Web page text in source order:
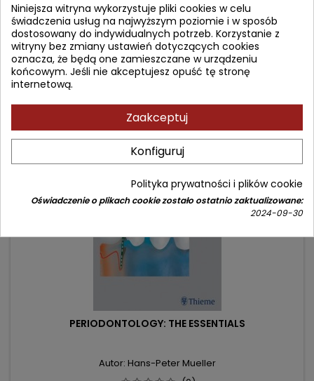
(0)
The Essentials
Cena
245,33 złCena
podstawowa
258,24 zł
- 25,20 zł
PERIODONTOLOGY: THE ESSENTIALS
Autor: Hans-Peter Mueller
favorite_border
Niniejsza witryna wykorzystuje pliki cookies w celu
świadczenia usług na najwyższym poziomie i w sposób
dostosowany do indywidualnych potrzeb. Korzystanie z
witryny bez zmiany ustawień dotyczących cookies
oznacza, że będą one zamieszczane w urządzeniu
końcowym. Jeśli nie akceptujesz opuść tę stronę
internetową.
Zaakceptuj
Konfiguruj
Polityka prywatności i plików cookie
Oświadczenie o plikach cookie zostało ostatnio zaktualizowane:
2024-09-30